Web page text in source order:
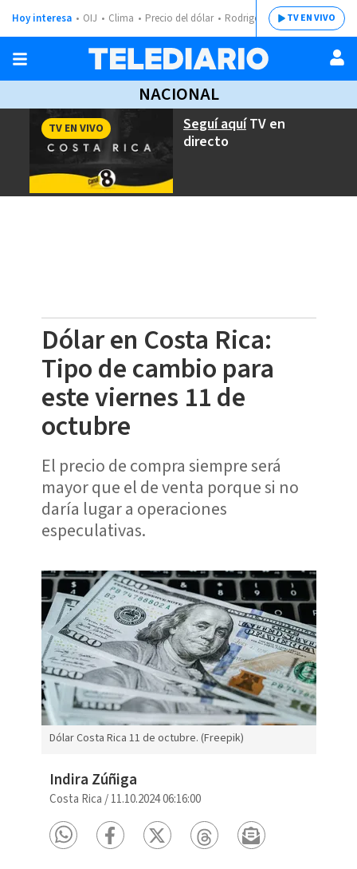
Hoy interesa OIJ Clima Precio del dólar Rodrigo ChavesTV EN VIVO
NACIONAL
Seguí aquíTV en
directo
TV EN VIVO
Dólar en Costa Rica:
Tipo de cambio para
este viernes 11 de
octubre
El precio de compra siempre será
mayor que el de venta porque si no
daría lugar a operaciones
especulativas.
Dólar Costa Rica 11 de octubre. (Freepik)
Indira Zúñiga
Costa Rica /11.10.2024 06:16:00